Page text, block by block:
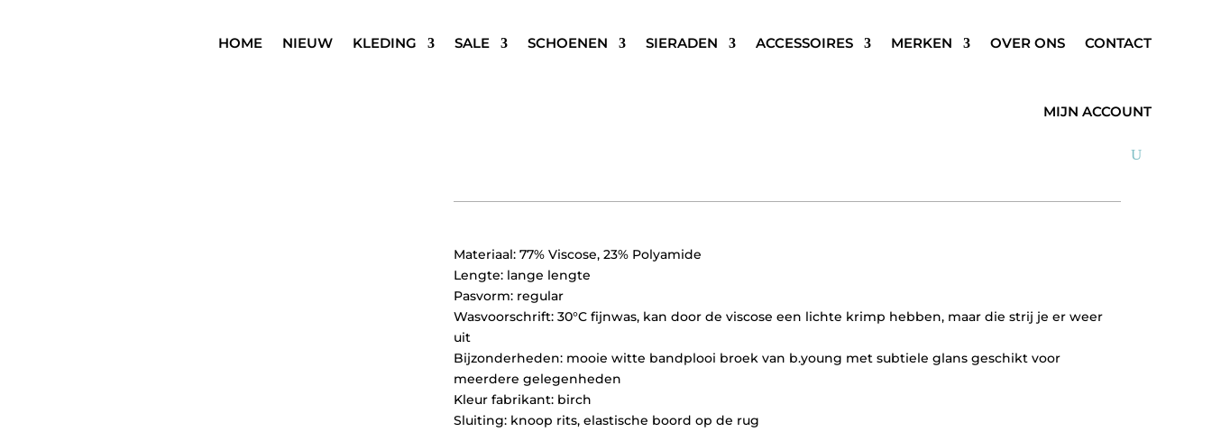
HOME NIEUW KLEDING SALE SCHOENEN SIERADEN ACCESSOIRES MERKEN OVER ONS CONTACT
MIJN ACCOUNT
was:
is:
Materiaal: 77% Viscose, 23% Polyamide
Lengte: lange lengte
Pasvorm: regular
Wasvoorschrift: 30°C fijnwas, kan door de viscose een lichte krimp hebben, maar die strij je er weer
uit
Bijzonderheden: mooie witte bandplooi broek van b.young met subtiele glans geschikt voor
meerdere gelegenheden
Kleur fabrikant: birch
Sluiting: knoop rits, elastische boord op de rug